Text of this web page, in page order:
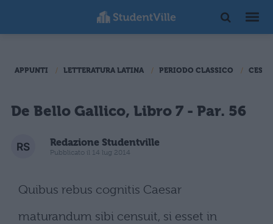
APPUNTI LETTERATURA LATINA PERIODO CLASSICO
De Bello Gallico, Libro 7 - Par. 56
Redazione Studentville
Pubblicato il 14 lug 2014
Quibus rebus cognitis Caesar
maturandum sibi censuit, si esset in